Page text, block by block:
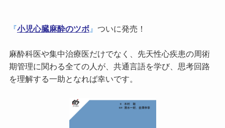
『小児心臓麻酔のツボ』 ついに発売！
麻酔科医や集中治療医だけでなく、先天性心疾患の周術
期管理に関わる全ての人が、共通言語を学び、思考回路
を理解する一助となれば幸いです。